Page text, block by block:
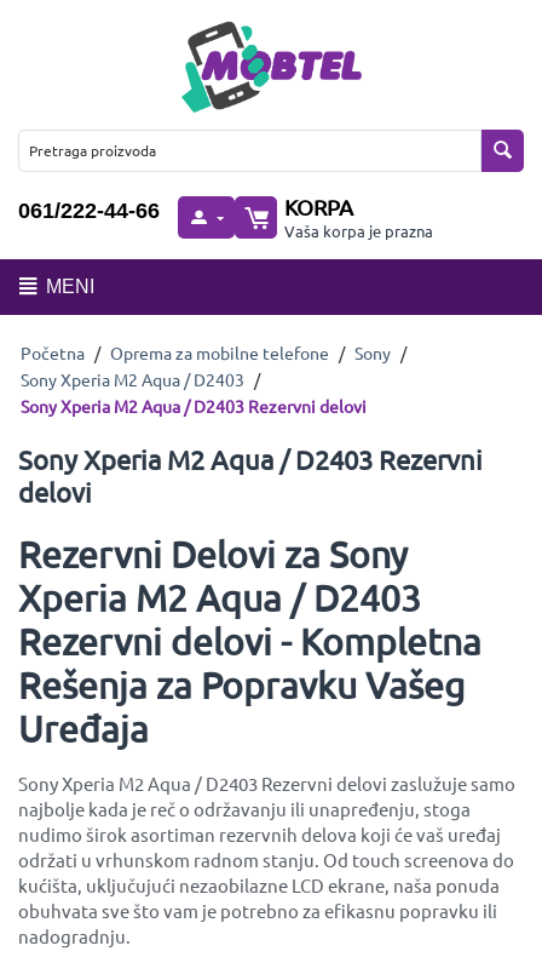
061/222-44-66 KORPA
Vaša korpa je prazna
MENI
Početna / Oprema za mobilne telefone / Sony /
Sony Xperia M2 Aqua / D2403 /
Sony Xperia M2 Aqua / D2403 Rezervni delovi
Sony Xperia M2 Aqua / D2403 Rezervni
delovi
Rezervni Delovi za Sony
Xperia M2 Aqua / D2403
Rezervni delovi - Kompletna
Rešenja za Popravku Vašeg
Uređaja
Sony Xperia M2 Aqua / D2403 Rezervni delovi zaslužuje samo
najbolje kada je reč o održavanju ili unapređenju, stoga
nudimo širok asortiman rezervnih delova koji će vaš uređaj
održati u vrhunskom radnom stanju. Od touch screenova do
kućišta, uključujući nezaobilazne LCD ekrane, naša ponuda
obuhvata sve što vam je potrebno za efikasnu popravku ili
nadogradnju.